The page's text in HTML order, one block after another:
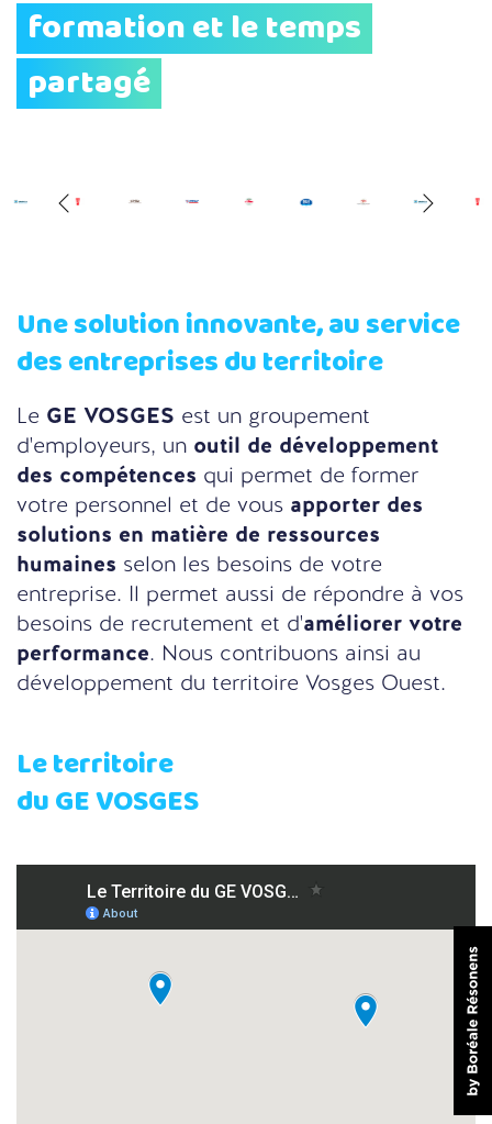
formation et le temps
partagé
Une solution innovante, au service
des entreprises du territoire
Le GE VOSGES est un groupement
d'employeurs, un outil de développement
des compétences qui permet de former
votre personnel et de vous apporter des
solutions en matière de ressources
humaines selon les besoins de votre
entreprise. Il permet aussi de répondre à vos
besoins de recrutement et d'améliorer votre
performance. Nous contribuons ainsi au
développement du territoire Vosges Ouest.
Le territoire
du GE VOSGES